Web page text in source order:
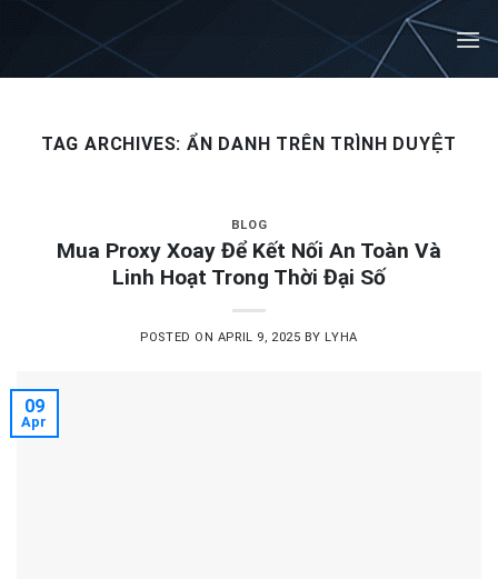
Skip
content
TAG ARCHIVES: ẨN DANH TRÊN TRÌNH DUYỆT
BLOG
Mua Proxy Xoay Để Kết Nối An Toàn Và
Linh Hoạt Trong Thời Đại Số
POSTED ON APRIL 9, 2025 BY LYHA
09
Apr